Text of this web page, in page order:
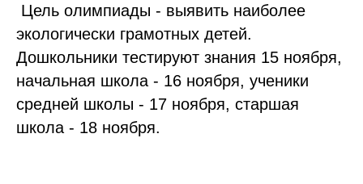
Цель олимпиады - выявить наиболее
экологически грамотных детей.
Дошкольники тестируют знания 15 ноября,
начальная школа - 16 ноября, ученики
средней школы - 17 ноября, старшая
школа - 18 ноября.